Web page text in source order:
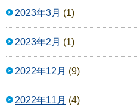
2023年3月 (1)
2023年2月 (1)
2022年12月 (9)
2022年11月 (4)